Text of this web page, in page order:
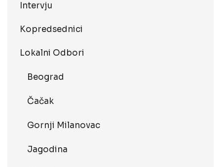
Intervju
Kopredsednici
Lokalni Odbori
Beograd
Čačak
Gornji Milanovac
Jagodina